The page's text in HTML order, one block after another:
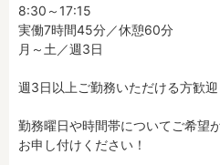
8:30～17:15
実働7時間45分／休憩60分
月～土／週3日
週3日以上ご勤務いただける方歓迎
勤務曜日や時間帯についてご希望
お申し付けください！